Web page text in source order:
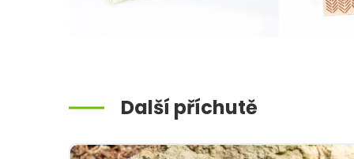
Další příchutě